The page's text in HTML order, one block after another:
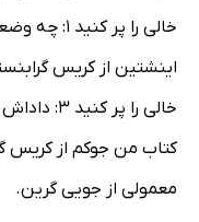
خالی را پر
اینشتین از کریس
خالی را
کتاب من جوکم از کریس
معمولی از جویی گرین.